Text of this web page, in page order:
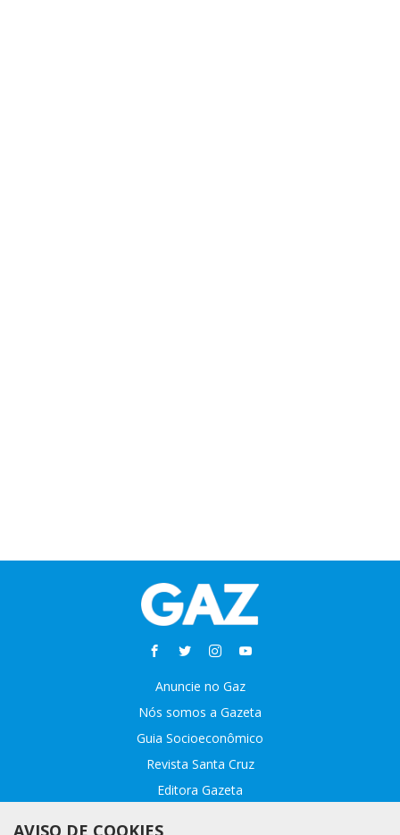
Anuncie no Gaz
Nós somos a Gazeta
Guia Socioeconômico
Revista Santa Cruz
Editora Gazeta
AVISO DE COOKIES